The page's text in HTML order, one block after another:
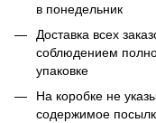
в понедельник
Доставка всех
соблюдением
упаковке
На коробке не
содержимое